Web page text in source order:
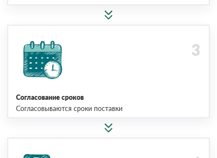
Согласование сроков
Согласовываются сроки поставки